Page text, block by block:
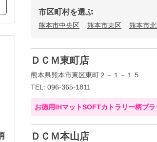
市区町村を選ぶ
熊本市中央区 熊本市東区 熊本市
ＤＣＭ東町店
熊本県熊本市東区東町２－１－１５
TEL: 096-365-1811
お徳用IHマットSOFTカトラリー柄ブラ
ＤＣＭ本山店